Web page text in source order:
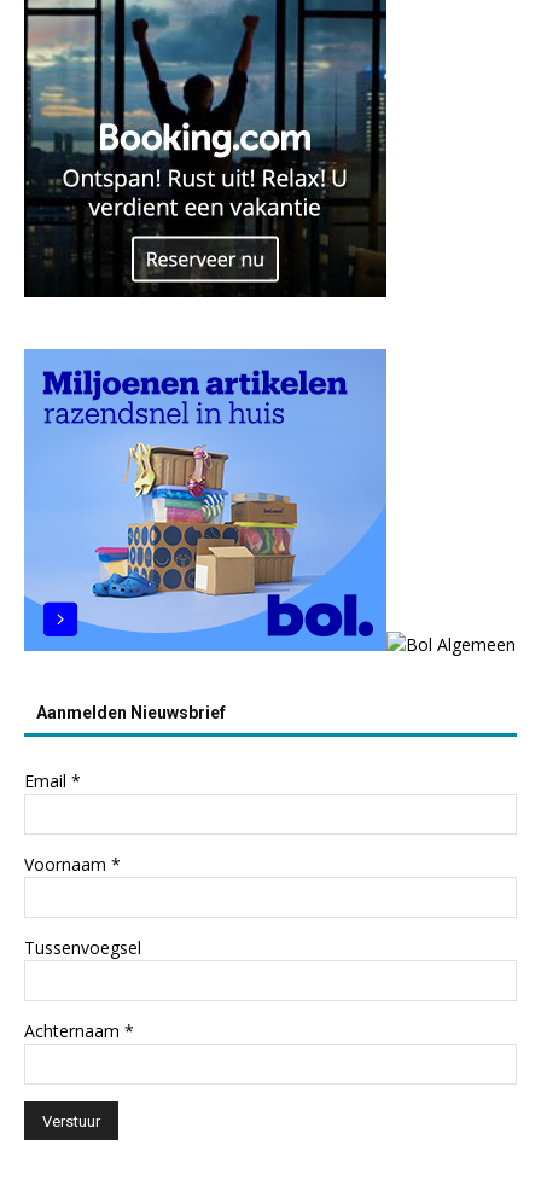
Aanmelden Nieuwsbrief
Email *
Voornaam *
Tussenvoegsel
Achternaam *